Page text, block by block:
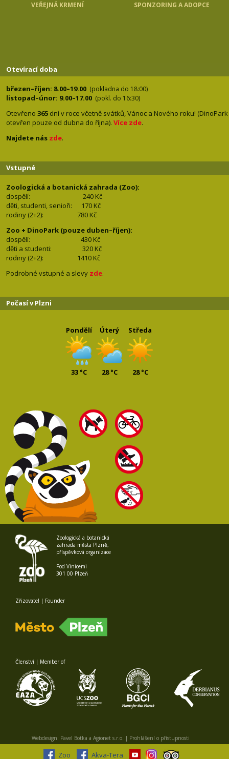
VEŘEJNÁ KRMENÍ SPONZORING A ADOPCE
Otevírací doba
březen–říjen: 8.00–19.00 (pokladna do 18:00)
listopad–únor: 9.00–17.00 (pokl. do 16:30)
Otevřeno 365 dní v roce včetně svátků, Vánoc a Nového roku! (DinoPark
otevřen pouze od dubna do října). Více zde.
Najdete nás zde.
Vstupné
Zoologická a botanická zahrada (Zoo):
dospělí:
240 Kč
děti, studenti, senioři: 170 Kč
rodiny (2+2): 780 Kč
Zoo + DinoPark (pouze duben–říjen):
dospělí: 430 Kč
děti a studenti: 320 Kč
rodiny (2+2): 1410 Kč
Podrobné vstupné a slevy zde.
Počasí v Plzni
Pondělí
33 °C
Úterý
28 °C
Středa
28 °C
Zoologická a botanická
zahrada města Plzně,
příspěvková organizace
Pod Vinicemi
301 00 Plzeň
Zřizovatel | Founder
Členství | Member of
Webdesign: Pavel Botka a Agionet s.r.o. | Prohlášení o přístupnosti
Zoo Akva-Tera